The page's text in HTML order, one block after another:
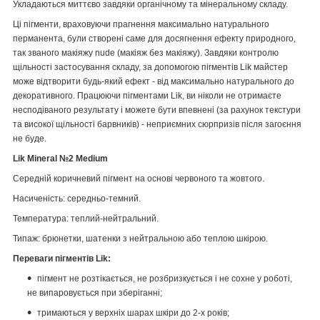
Укладаються миттєво завдяки органічному та мінеральному складу.
Ці пігменти, враховуючи прагнення максимально натурального
перманента, були створені саме для досягнення ефекту природного,
так званого макіяжу nude (макіяж без макіяжу). Завдяки контролю
щільності застосування складу, за допомогою пігментів Lik майстер
може відтворити будь-який ефект - від максимально натурального до
декоративного. Працюючи пігментами Lik, ви ніколи не отримаєте
несподіваного результату і можете бути впевнені (за рахунок текстури
та високої щільності барвників) - неприємних сюрпризів після загоєння
не буде.
Lik Mineral №2 Medium
Середній коричневий пігмент на основі червоного та жовтого.
Насиченість: середньо-темний.
Температура: теплий-нейтральний.
Типаж: брюнетки, шатенки з нейтральною або теплою шкірою.
Переваги пігментів Lik:
пігмент не розтікається, не розбризкується і не сохне у роботі,
не випаровується при зберіганні;
тримаються у верхніх шарах шкіри до 2-х років;